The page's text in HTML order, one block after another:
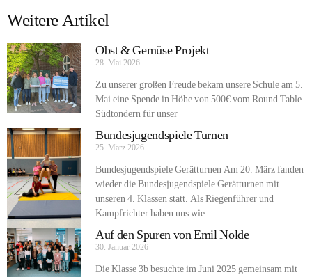
Weitere Artikel
Obst & Gemüse Projekt
28. Mai 2026
Zu unserer großen Freude bekam unsere Schule am 5.
Mai eine Spende in Höhe von 500€ vom Round Table
Südtondern für unser
Bundesjugendspiele Turnen
25. März 2026
Bundesjugendspiele Gerätturnen Am 20. März fanden
wieder die Bundesjugendspiele Gerätturnen mit
unseren 4. Klassen statt. Als Riegenführer und
Kampfrichter haben uns wie
Auf den Spuren von Emil Nolde
30. Januar 2026
Die Klasse 3b besuchte im Juni 2025 gemeinsam mit